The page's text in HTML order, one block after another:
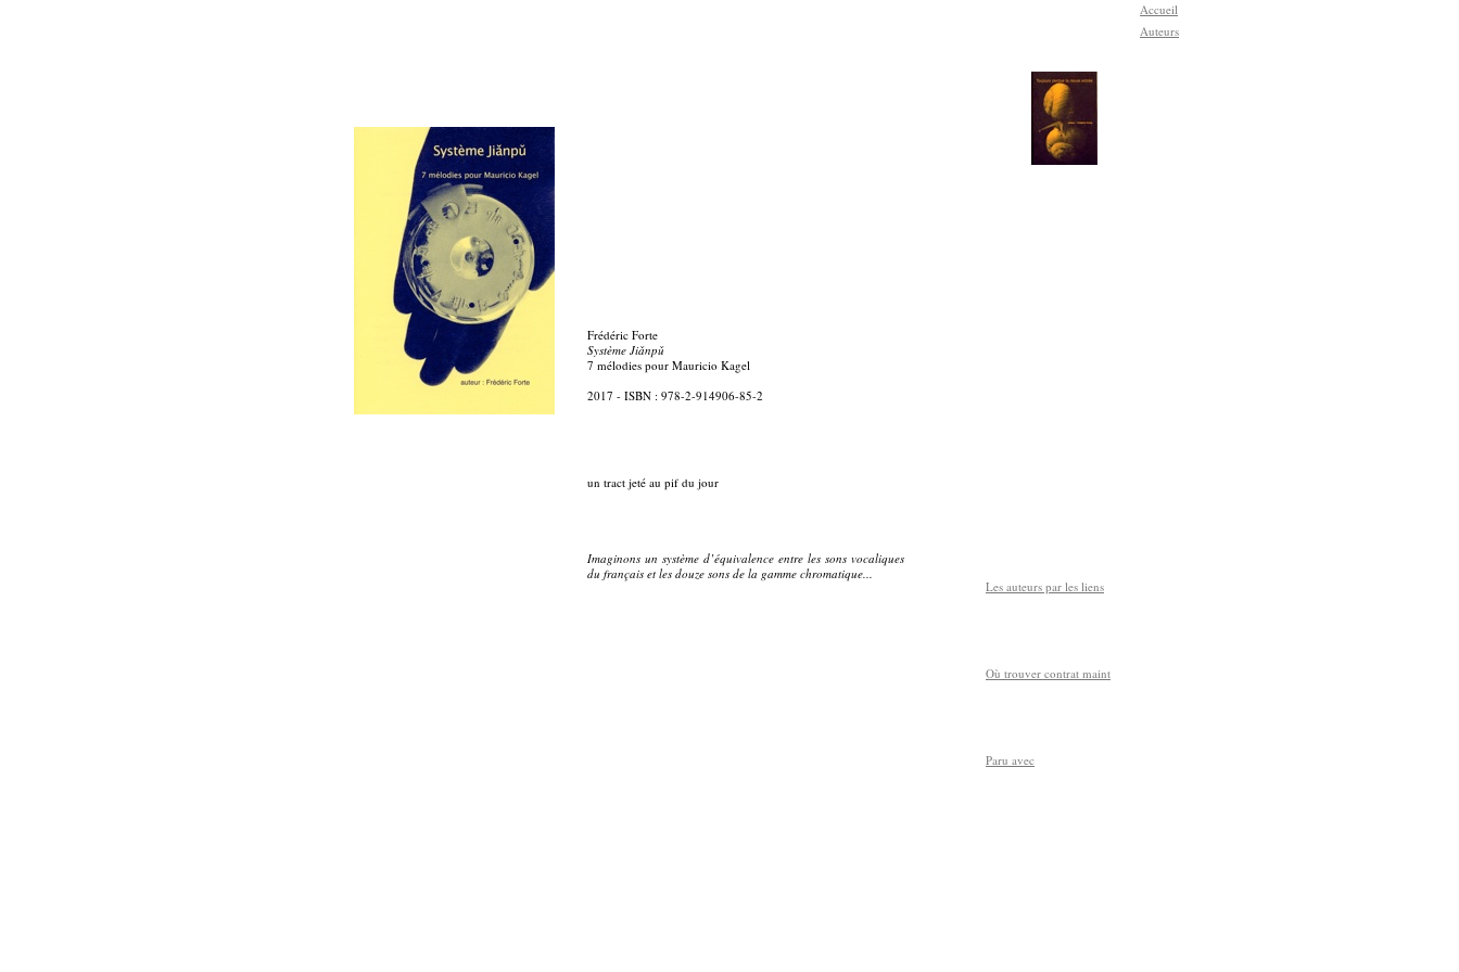
Accueil
Auteurs
Frédéric Forte
Système Jiǎnpǔ
7 mélodies pour Mauricio Kagel
2017 - ISBN : 978-2-914906-85-2
un tract jeté au pif du jour
Imaginons un système d’équivalence entre les sons vocaliques
du français et les douze sons de la gamme chromatique...
Où trouver contrat maint
Paru avec
Les auteurs par les liens